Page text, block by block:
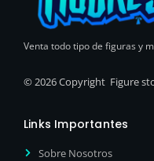
Venta todo tipo de figuras y
© 2026 Copyright Figure
Links Importantes
Sobre Nosotros